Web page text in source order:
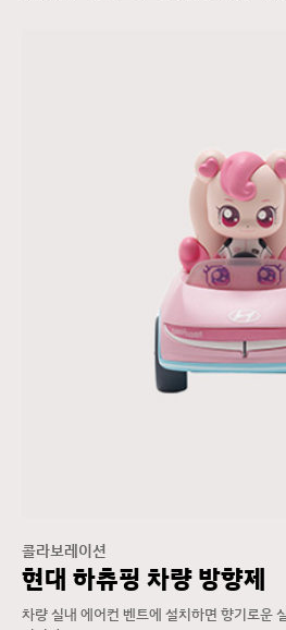
콜라보레이션
현대 하츄핑 차량 방향제
차량 실내 에어컨 벤트에 설치하면 향기로운